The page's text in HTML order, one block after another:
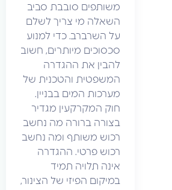
משותפים סובבת סביב
השאלה מי צריך לשלם
על השרברב. כדי למנוע
סכסוכים מיותרים, חשוב
להבין את ההגדרה
המשפטית והטכנית של
מערכות המים בבניין.
חוק המקרקעין מגדיר
בצורה ברורה מה נחשב
רכוש משותף ומה נחשב
רכוש פרטי. ההגדרה
אינה תלויה תמיד
במיקום הפיזי של הצינור,